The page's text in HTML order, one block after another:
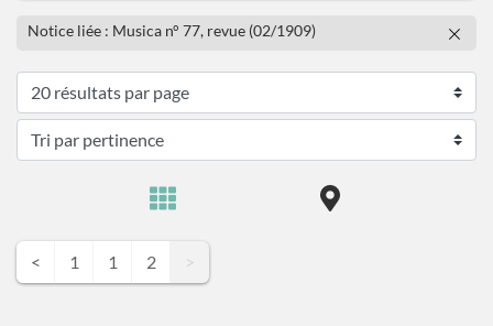
Notice liée : Musica n° 77, revue (02/1909)
< 1 1 2 >